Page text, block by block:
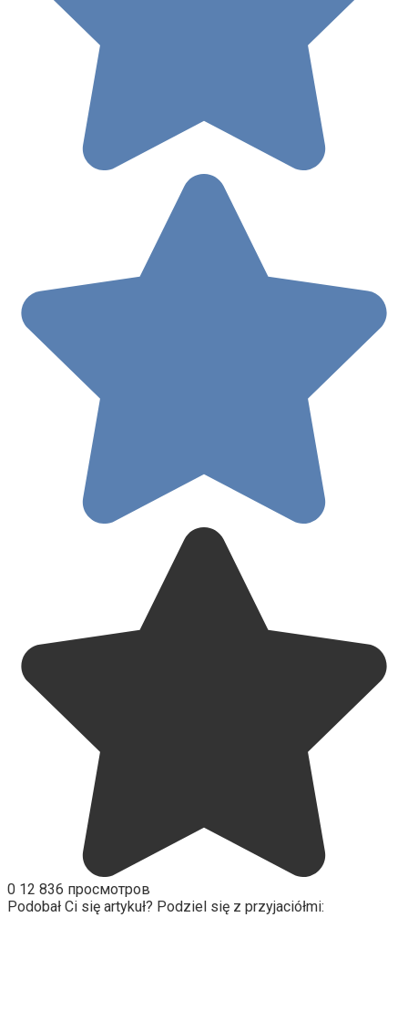
0 12 836 просмотров
Podobał Ci się artykuł? Podziel się z przyjaciółmi: